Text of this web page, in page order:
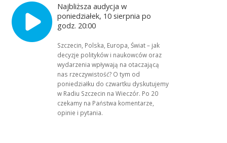
Najbliższa audycja w
poniedziałek, 10 sierpnia po
godz. 20:00
Szczecin, Polska, Europa, Świat – jak
decyzje polityków i naukowców oraz
wydarzenia wpływają na otaczającą
nas rzeczywistość? O tym od
poniedziałku do czwartku dyskutujemy
w Radiu Szczecin na Wieczór. Po 20
czekamy na Państwa komentarze,
opinie i pytania.